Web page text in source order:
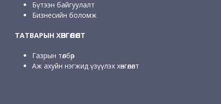
Бүтээн байгуулалт
Бизнесийн боломж
ТАТВАРЫН ХӨНГӨЛӨЛТ
Газрын төлбөр
Аж ахуйн нэгжид үзүүлэх хөнгөлөлт